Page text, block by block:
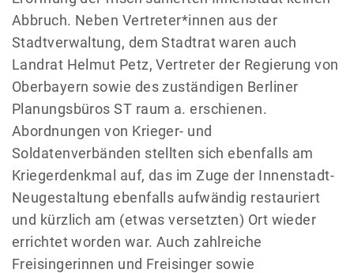
Abbruch. Neben Vertreter*innen aus der
Stadtverwaltung, dem Stadtrat waren auch
Landrat Helmut Petz, Vertreter der Regierung von
Oberbayern sowie des zuständigen Berliner
Planungsbüros ST raum a. erschienen.
Abordnungen von Krieger- und
Soldatenverbänden stellten sich ebenfalls am
Kriegerdenkmal auf, das im Zuge der Innenstadt-
Neugestaltung ebenfalls aufwändig restauriert
und kürzlich am (etwas versetzten) Ort wieder
errichtet worden war. Auch zahlreiche
Freisingerinnen und Freisinger sowie